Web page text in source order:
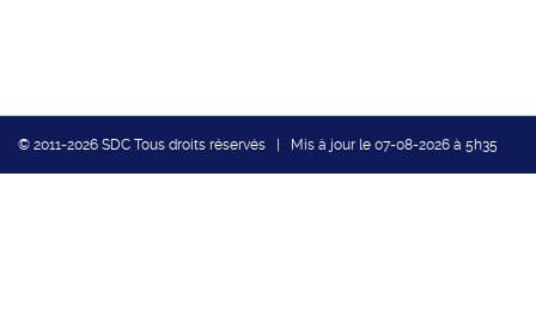
© 2011-2026 SDC Tous droits réservés | Mis à jour le 07-08-2026 à 5h35